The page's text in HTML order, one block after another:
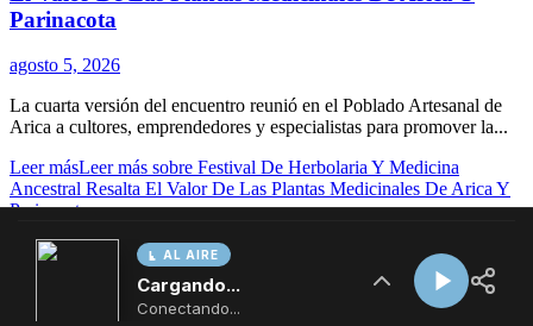
AL AIRE
Cargando...
Conectando...